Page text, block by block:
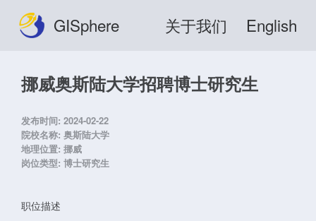
GISphere 关于我们 English
挪威奥斯陆大学招聘博士研究生
发布时间: 2024-02-22
院校名称: 奥斯陆大学
地理位置: 挪威
岗位类型: 博士研究生
职位描述